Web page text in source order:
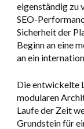
eigenständig zu
SEO-
Sicherheit der
Beginn an eine
an ein
Die entwickelte
modularen
Laufe der Zeit
Grundstein für